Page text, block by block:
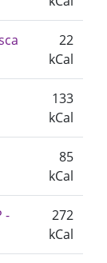
22
kCal
133
kCal
85
kCal
-
272
kCal